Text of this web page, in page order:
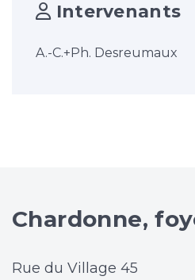
Intervenants
A.-C.+Ph. Desreumaux
Chardonne,
Rue du Village 45